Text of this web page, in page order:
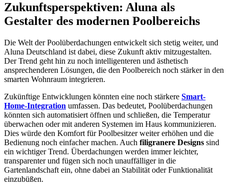
Zukunftsperspektiven: Aluna als
Gestalter des modernen Poolbereichs
Die Welt der Poolüberdachungen entwickelt sich stetig weiter, und
Aluna Deutschland ist dabei, diese Zukunft aktiv mitzugestalten.
Der Trend geht hin zu noch intelligenteren und ästhetisch
ansprechenderen Lösungen, die den Poolbereich noch stärker in den
smarten Wohnraum integrieren.
Zukünftige Entwicklungen könnten eine noch stärkere Smart-
Home-Integration umfassen. Das bedeutet, Poolüberdachungen
könnten sich automatisiert öffnen und schließen, die Temperatur
überwachen oder mit anderen Systemen im Haus kommunizieren.
Dies würde den Komfort für Poolbesitzer weiter erhöhen und die
Bedienung noch einfacher machen. Auch filigranere Designs sind
ein wichtiger Trend. Überdachungen werden immer leichter,
transparenter und fügen sich noch unauffälliger in die
Gartenlandschaft ein, ohne dabei an Stabilität oder Funktionalität
einzubüßen.